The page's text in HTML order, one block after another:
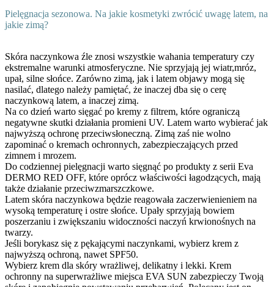
Pielęgnacja sezonowa. Na jakie kosmetyki zwrócić uwagę latem, na
jakie zimą?
Skóra naczynkowa źle znosi wszystkie wahania temperatury czy
ekstremalne warunki atmosferyczne. Nie sprzyjają jej wiatr,mróz,
upał, silne słońce. Zarówno zimą, jak i latem objawy mogą się
nasilać, dlatego należy pamiętać, że inaczej dba się o cerę
naczynkową latem, a inaczej zimą.
Na co dzień warto sięgać po kremy z filtrem, które ograniczą
negatywne skutki działania promieni UV. Latem warto wybierać jak
najwyższą ochronę przeciwsłoneczną. Zimą zaś nie wolno
zapominać o kremach ochronnych, zabezpieczających przed
zimnem i mrozem.
Do codziennej pielęgnacji warto sięgnąć po produkty z serii Eva
DERMO RED OFF, które oprócz właściwości łagodzących, mają
także działanie przeciwzmarszczkowe.
Latem skóra naczynkowa będzie reagowała zaczerwienieniem na
wysoką temperaturę i ostre słońce. Upały sprzyjają bowiem
poszerzaniu i zwiększaniu widoczności naczyń krwionośnych na
twarzy.
Jeśli borykasz się z pękającymi naczynkami, wybierz krem z
najwyższą ochroną, nawet SPF50.
Wybierz krem dla skóry wrażliwej, delikatny i lekki. Krem
ochronny na superwrażliwe miejsca EVA SUN zabezpieczy Twoją